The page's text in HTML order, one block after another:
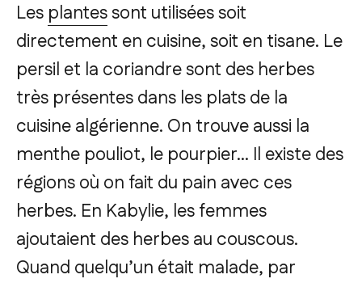
Les plantessont utilisées soit
directement en cuisine, soit en tisane. Le
persil et la coriandre sont des herbes
très présentes dans les plats de la
cuisine algérienne. On trouve aussi la
menthe pouliot, le pourpier... Il existe des
régions où on fait du pain avec ces
herbes. En Kabylie, les femmes
ajoutaient des herbes au couscous.
Quand quelqu’un était malade, par